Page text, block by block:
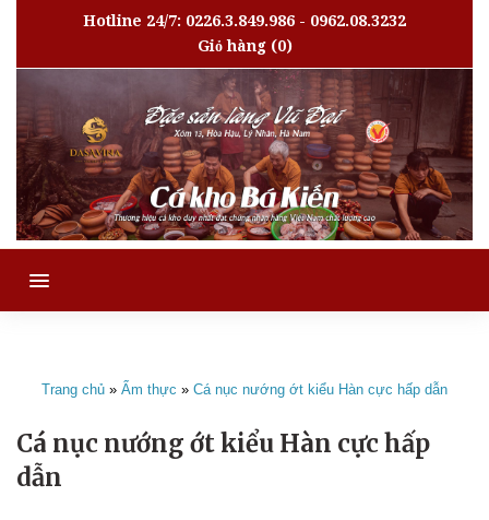
Hotline 24/7: 0226.3.849.986 - 0962.08.3232
Giỏ hàng(0)
MENU
Trang chủ » Ẩm thực » Cá nục nướng ớt kiểu Hàn cực hấp dẫn
Cá nục nướng ớt kiểu Hàn cực hấp
dẫn